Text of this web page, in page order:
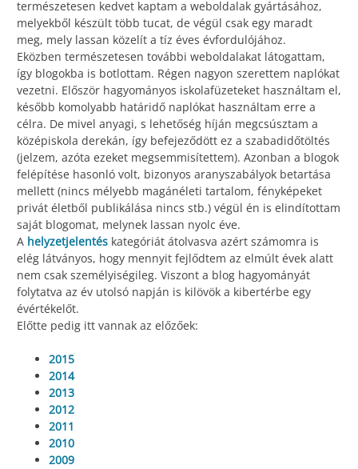
természetesen kedvet kaptam a weboldalak gyártásához,
melyekből készült több tucat, de végül csak egy maradt
meg, mely lassan közelít a tíz éves évfordulójához.
Eközben természetesen további weboldalakat látogattam,
így blogokba is botlottam. Régen nagyon szerettem naplókat
vezetni. Először hagyományos iskolafüzeteket használtam el,
később komolyabb határidő naplókat használtam erre a
célra. De mivel anyagi, s lehetőség híján megcsúsztam a
középiskola derekán, így befejeződött ez a szabadidőtöltés
(jelzem, azóta ezeket megsemmisítettem). Azonban a blogok
felépítése hasonló volt, bizonyos aranyszabályok betartása
mellett (nincs mélyebb magánéleti tartalom, fényképeket
privát életből publikálása nincs stb.) végül én is elindítottam
saját blogomat, melynek lassan nyolc éve.
A helyzetjelentés kategóriát átolvasva azért számomra is
elég látványos, hogy mennyit fejlődtem az elmúlt évek alatt
nem csak személyiségileg. Viszont a blog hagyományát
folytatva az év utolsó napján is kilövök a kibertérbe egy
évértékelőt.
Előtte pedig itt vannak az előzőek:
2015
2014
2013
2012
2011
2010
2009